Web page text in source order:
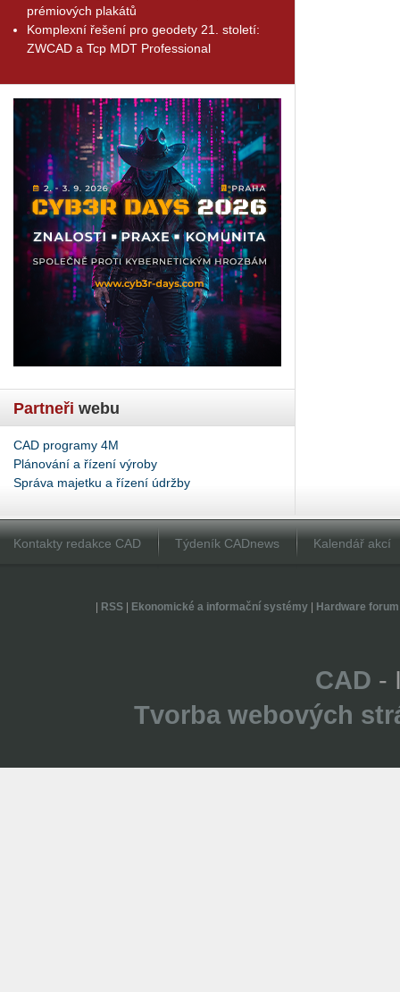
prémiových plakátů
Komplexní řešení pro geodety 21. století:
ZWCAD a Tcp MDT Professional
Partneři webu
CAD programy 4M
Plánování a řízení výroby
Správa majetku a řízení údržby
Kontakty redakce CAD Týdeník CADnews Kalendář akcí
RSS| Ekonomické a informační systémy| Hardware forum
CAD -
Tvorba webových